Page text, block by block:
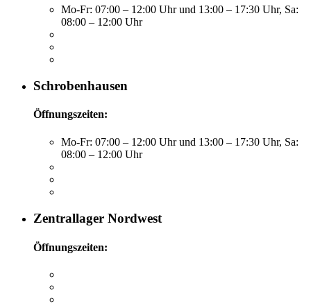
Mo-Fr: 07:00 – 12:00 Uhr und 13:00 – 17:30 Uhr, Sa:
08:00 – 12:00 Uhr
Schrobenhausen
Öffnungszeiten:
Mo-Fr: 07:00 – 12:00 Uhr und 13:00 – 17:30 Uhr, Sa:
08:00 – 12:00 Uhr
Zentrallager Nordwest
Öffnungszeiten: